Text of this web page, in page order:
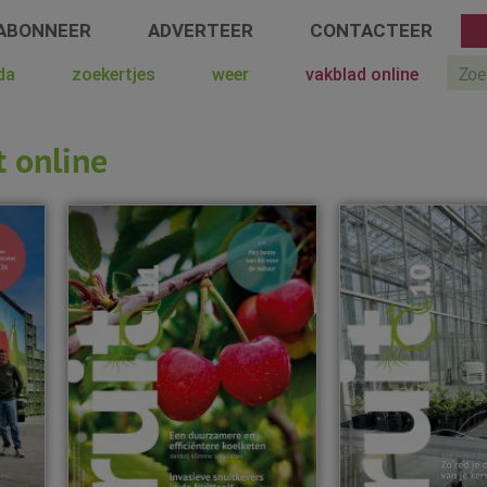
ADVERTEER CONTACTEER
zoekertjes weer vakblad online
online